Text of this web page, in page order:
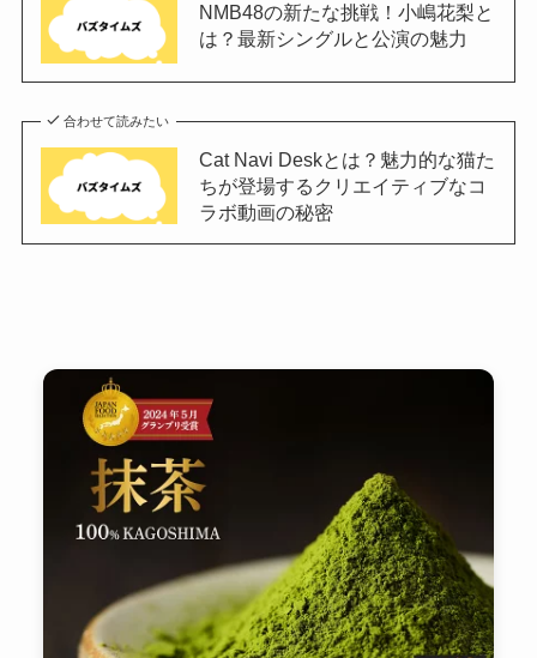
NMB48の新たな挑戦！小嶋花梨と
は？最新シングルと公演の魅力
合わせて読みたい
Cat Navi Deskとは？魅力的な猫た
ちが登場するクリエイティブなコ
ラボ動画の秘密